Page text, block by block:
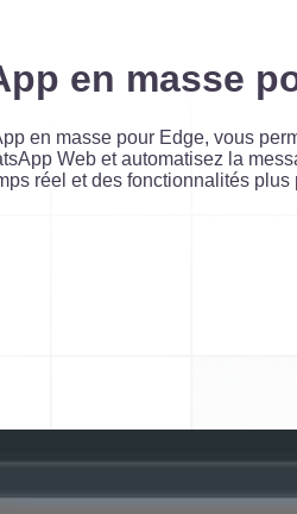
en masse
en masse pour Edge, vous
Web et automatisez la
réel et des fonctionnalités plus